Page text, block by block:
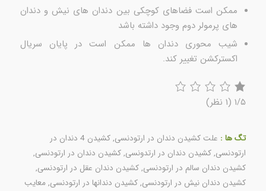
ممکن است فضاهای کوچکی بین دندان های نیش و دندان
های پرمولر دوم وجود داشته باشد
شیب محوری دندان ها ممکن است در پایان سریال
اکسترکشن تغییر کند.
۱/۵ (۱ نظر)
تگ ها : علت کشیدن دندان در ارتودنسی,
کشیدن 4 دندان در
ارتودنسی,کشیدن دندان در ارتدونسی,کشیدن دندان در ارتودنسی,
کشیدن دندان سالم در ارتودنسی,کشیدن دندان عقل در ارتودنسی,
کشیدن دندان نیش در ارتودنسی,کشیدن دندانها در ارتودنسی, معایب